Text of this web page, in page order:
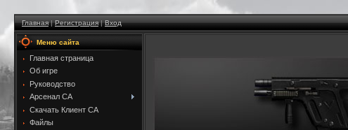
Главная|Регистрация|Вход
Меню сайта
Главная страница
Об игре
Руководство
Арсенал CA
Скачать Клиент CA
Файлы